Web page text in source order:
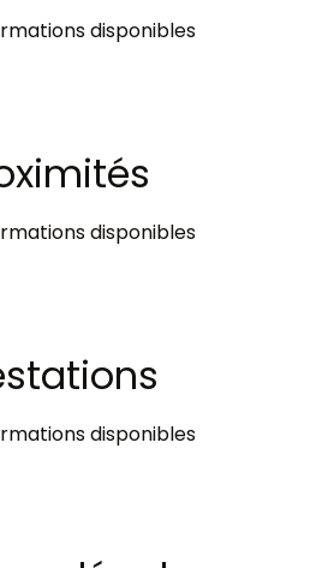
disponibles
disponibles
disponibles